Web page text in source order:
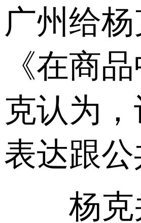
广州给
《在商
克认为
表达跟
杨克并